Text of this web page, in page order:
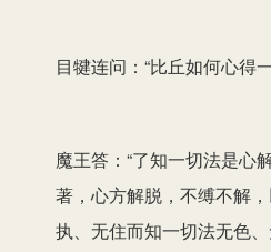
目犍连问：“比丘如何心得
魔王答：“了知一切法是心
著，心方解脱，不缚不解
执、无住而知一切法无色